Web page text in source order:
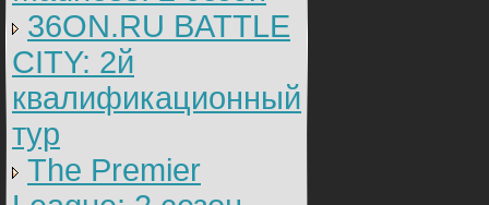
36ON.RU BATTLE
CITY: 2й
квалификационный
тур
The Premier